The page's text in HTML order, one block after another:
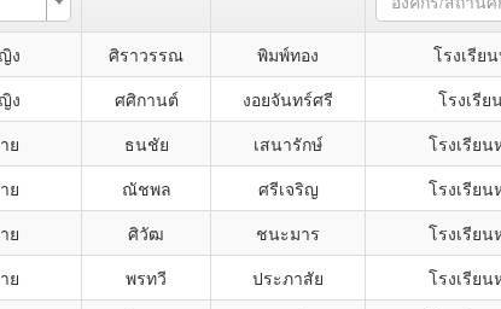
ง ศิราวรรณ พิมพ์ทอง โรงเรีย
ง ศศิกานต์ งอยจันทร์ศรี โรงเรี
ย ธนชัย เสนารักษ์ โรงเรีย
ย ณัชพล ศรีเจริญ โรงเรีย
ย ศิวัฒ ชนะมาร โรงเรีย
ย พรทวี ประภาสัย โรงเรีย